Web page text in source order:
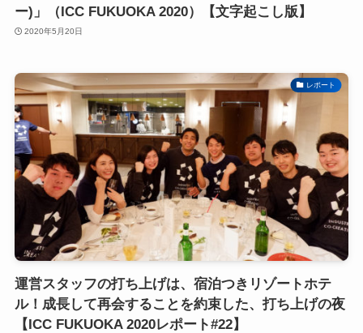
ー)」（ICC FUKUOKA 2020）【文字起こし版】
2020年5月20日
レポート
運営スタッフの打ち上げは、宿泊つきリゾートホテ
ル！成長して再会することを約束した、打ち上げの夜
【ICC FUKUOKA 2020レポート#22】